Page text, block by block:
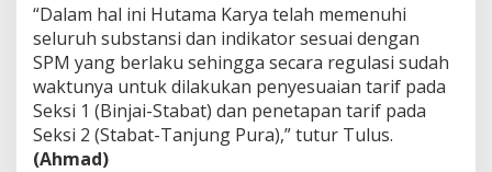
“Dalam hal ini Hutama Karya telah memenuhi
seluruh substansi dan indikator sesuai dengan
SPM yang berlaku sehingga secara regulasi sudah
waktunya untuk dilakukan penyesuaian tarif pada
Seksi 1 (Binjai-Stabat) dan penetapan tarif pada
Seksi 2 (Stabat-Tanjung Pura),” tutur Tulus.
(Ahmad)